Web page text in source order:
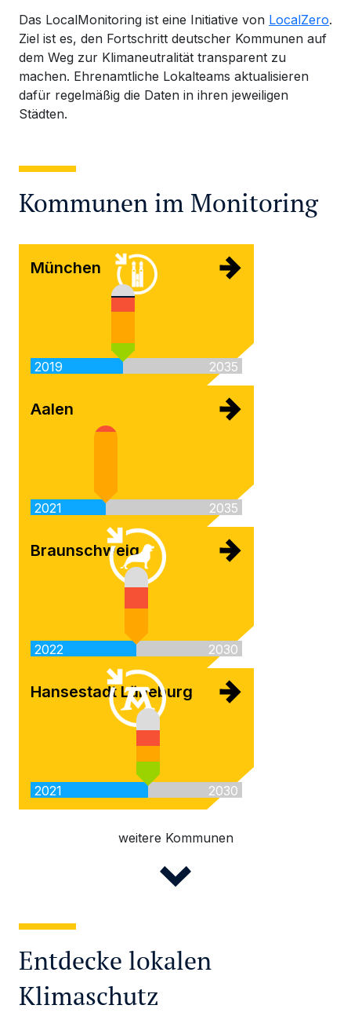
Das LocalMonitoring ist eine Initiative von LocalZero.
Ziel ist es, den Fortschritt deutscher Kommunen auf
dem Weg zur Klimaneutralität transparent zu
machen. Ehrenamtliche Lokalteams aktualisieren
dafür regelmäßig die Daten in ihren jeweiligen
Städten.
Kommunen im Monitoring
München
2019 2035
Aalen
2021 2035
Braunschweig
2022 2030
Hansestadt Lüneburg
2021 2030
weitere Kommunen
Entdecke lokalen
Klimaschutz